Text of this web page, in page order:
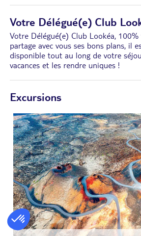
Votre Délégué(e) Club
Votre Délégué(e) Club Lookéa,
partage avec vous ses bons plans, il
disponible tout au long de votre
vacances et les rendre uniques !
Excursions